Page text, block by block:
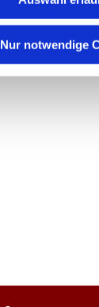
Nur notwendige